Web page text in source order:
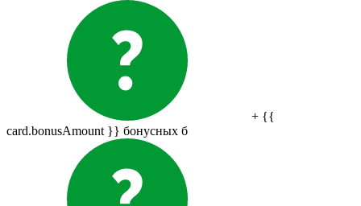
+ {{
card.bonusAmount }} бонусных б